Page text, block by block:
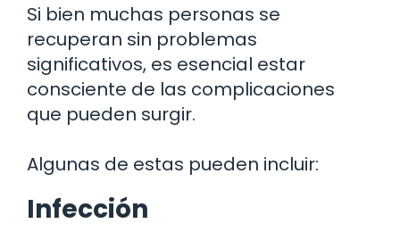
Si bien muchas personas se
recuperan sin problemas
significativos, es esencial estar
consciente de las complicaciones
que pueden surgir.
Algunas de estas pueden incluir:
Infección